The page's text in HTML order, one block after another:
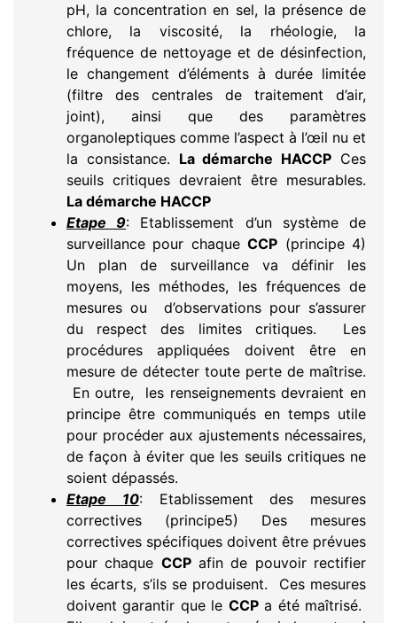
pH, la concentration en sel, la présence de
chlore, la viscosité, la rhéologie, la
fréquence de nettoyage et de désinfection,
le changement d’éléments à durée limitée
(filtre des centrales de traitement d’air,
joint), ainsi que des paramètres
organoleptiques comme l’aspect à l’œil nu et
la consistance. La démarche HACCP Ces
seuils critiques devraient être mesurables.
La démarche HACCP
Etape 9: Etablissement d’un système de
surveillance pour chaqueCCP (principe 4)
Un plan de surveillance va définir les
moyens, les méthodes, les fréquences de
mesures ou d’observations pour s’assurer
du respect des limites critiques. Les
procédures appliquées doivent être en
mesure de détecter toute perte de maîtrise.
En outre, les renseignements devraient en
principe être communiqués en temps utile
pour procéder aux ajustements nécessaires,
de façon à éviter que les seuils critiques ne
soient dépassés.
Etape 10: Etablissement des mesures
correctives (principe5) Des mesures
correctives spécifiques doivent être prévues
pour chaque CCPafin de pouvoir rectifier
les écarts, s’ils se produisent. Ces mesures
doivent garantir que le CCPa été maîtrisé.